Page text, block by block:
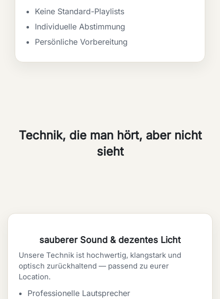
Keine Standard-Playlists
Individuelle Abstimmung
Persönliche Vorbereitung
Technik, die man hört, aber nicht
sieht
sauberer Sound & dezentes Licht
Unsere Technik ist hochwertig, klangstark und
optisch zurückhaltend — passend zu eurer
Location.
Professionelle Lautsprecher